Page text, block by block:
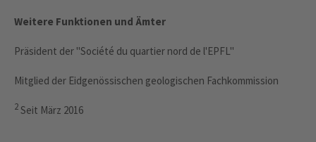
Weitere Funktionen und Ämter
Präsident der "Société du quartier nord de l'EPFL"
Mitglied der Eidgenössischen geologischen Fachkommission
2Seit März 2016